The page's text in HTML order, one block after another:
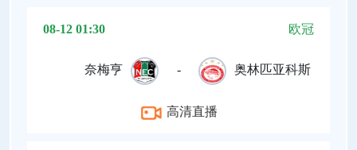
08-12 01:30 欧冠
奈梅亨 - 奥林匹亚科斯
高清直播